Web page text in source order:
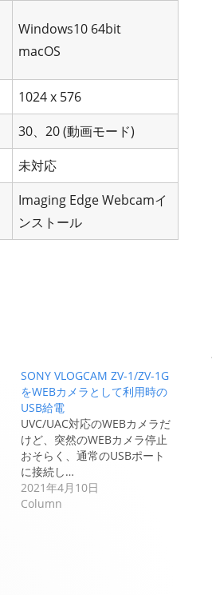
Windows10 64bit
macOS
1024 x 576
30、20 (動画モード)
未対応
Imaging Edge Webcamイ
ンストール
SONY VLOGCAM ZV-1/ZV-1G
をWEBカメラとして利用時の
USB給電
UVC/UAC対応のWEBカメラだ
けど、突然のWEBカメラ停止
おそらく、通常のUSBポート
に接続し…
2021年4月10日
Column